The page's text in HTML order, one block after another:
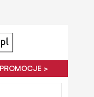
>